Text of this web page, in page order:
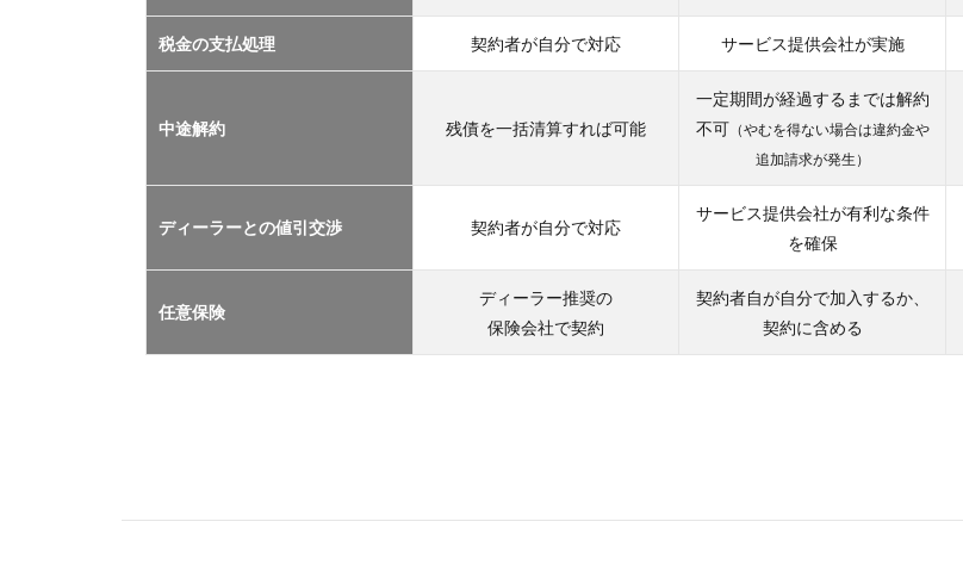
2.1
車サ
クリ
マイ
カー
ス
2.3
税金の支払処理 契約者が自分で対応 サービス提供会社が実施
中途解約 残債を一括清算すれば可能
一定期間が経過するまでは解約
不可（やむを得ない場合は違約金や
追加請求が発生）
ディーラーとの値引交渉 契約者が自分で対応
サービス提供会社が有利な条件
を確保
任意保険
ディーラー推奨の
保険会社で契約
契約者自が自分で加入するか、
契約に含める